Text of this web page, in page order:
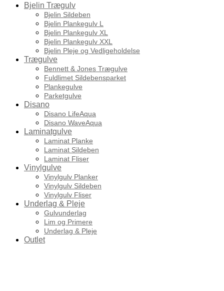
Bjelin Trægulv
Bjelin Sildeben
Bjelin Plankegulv L
Bjelin Plankegulv XL
Bjelin Plankegulv XXL
Bjelin Pleje og Vedligeholdelse
Trægulve
Bennett & Jones Trægulve
Fuldlimet Sildebensparket
Plankegulve
Parketgulve
Disano
Disano LifeAqua
Disano WaveAqua
Laminatgulve
Laminat Planke
Laminat Sildeben
Laminat Fliser
Vinylgulve
Vinylgulv Planker
Vinylgulv Sildeben
Vinylgulv Fliser
Underlag & Pleje
Gulvunderlag
Lim og Primere
Underlag & Pleje
Outlet